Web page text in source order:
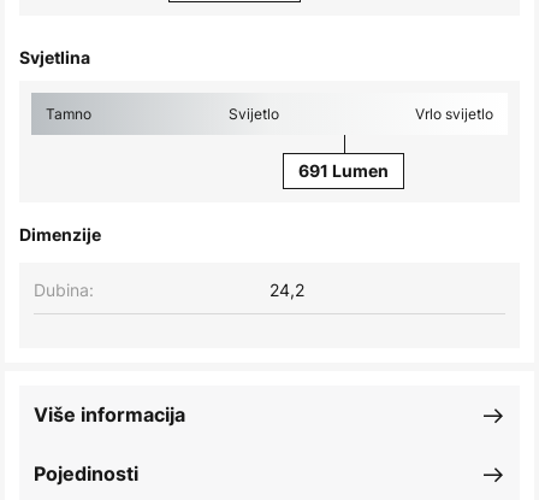
Svjetlina
Tamno Svijetlo Vrlo svijetlo
691 Lumen
Dimenzije
Dubina: 24,2
Pojedinosti
Više informacija